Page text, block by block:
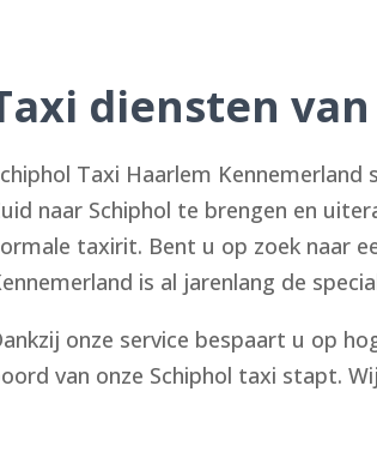
diensten
Taxi Haarlem
naar Schiphol te brengen en
taxirit. Bent u op zoek naar
is al jarenlang de
onze service bespaart u op
van onze Schiphol taxi stapt.